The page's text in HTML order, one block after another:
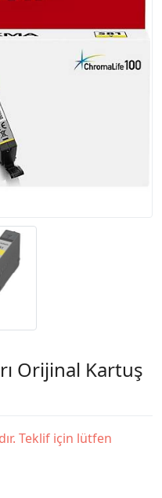
Orijinal Kartuş
Teklif için lütfen